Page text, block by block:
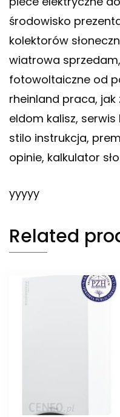
środowisko
kolektorów
wiatrowa
fotowoltaiczne od
rheinland praca,
eldom kalisz,
stilo instrukcja,
opinie, kalkulator
yyyyy
Related